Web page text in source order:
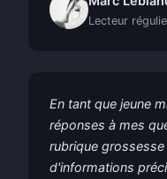
Lecteur
En tant que jeune
réponses à mes
rubrique
d'informations